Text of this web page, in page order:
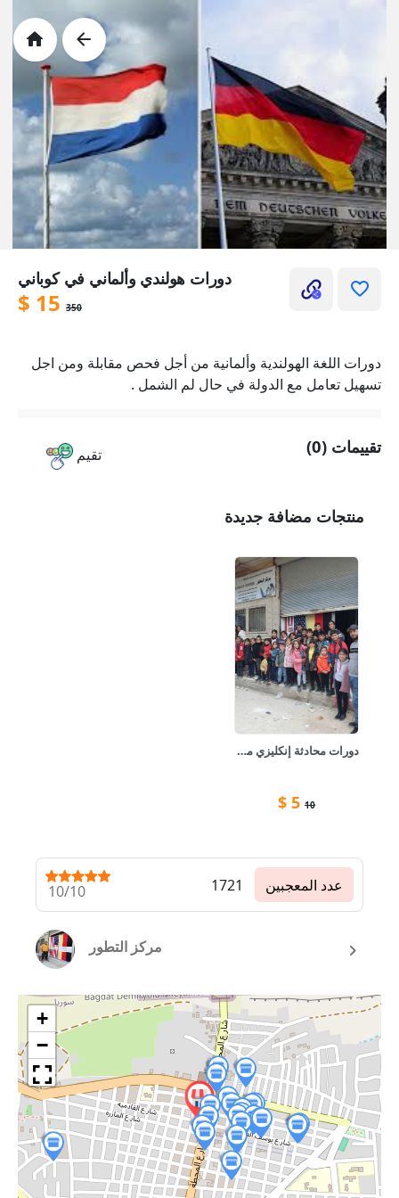
دورات هولندي وألماني في كوباني
$ 15 350
دورات اللغة الهولندية وألمانية من أجل فحص مقابلة ومن اجل
تسهيل تعامل مع الدولة في حال لم الشمل .
تقيم تقييمات (0)
منتجات مضافة جديدة
دورات محادثة إنكليزي من الصفر
10
5
$
10/10 1721 عدد المعجبين
مركز التطور
+
−